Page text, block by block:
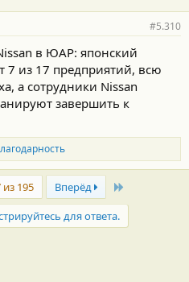
#5.310
в ЮАР: японский
7 из 17 предприятий, всю
а сотрудники Nissan
завершить к
из 195 Вперёд
для ответа.
почта